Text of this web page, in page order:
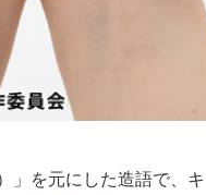
」を元にした造語で、